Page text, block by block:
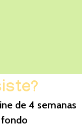
de 4 semanas